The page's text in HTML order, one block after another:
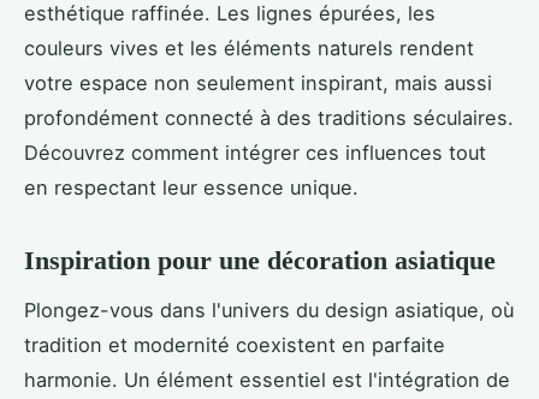
esthétique raffinée. Les lignes épurées, les
couleurs vives et les éléments naturels rendent
votre espace non seulement inspirant, mais aussi
profondément connecté à des traditions séculaires.
Découvrez comment intégrer ces influences tout
en respectant leur essence unique.
Inspiration pour une décoration asiatique
Plongez-vous dans l'univers du design asiatique, où
tradition et modernité coexistent en parfaite
harmonie. Un élément essentiel est l'intégration de